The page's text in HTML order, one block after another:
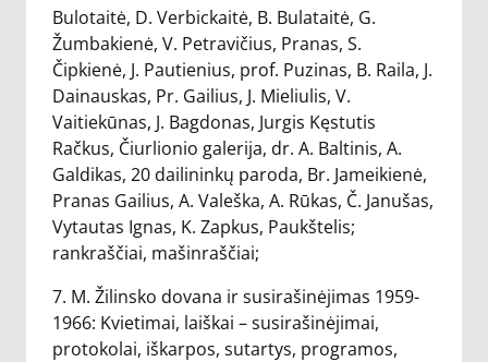
Bulotaitė, D. Verbickaitė, B. Bulataitė, G.
Žumbakienė, V. Petravičius, Pranas, S.
Čipkienė, J. Pautienius, prof. Puzinas, B. Raila, J.
Dainauskas, Pr. Gailius, J. Mieliulis, V.
Vaitiekūnas, J. Bagdonas, Jurgis Kęstutis
Račkus, Čiurlionio galerija, dr. A. Baltinis, A.
Galdikas, 20 dailininkų paroda, Br. Jameikienė,
Pranas Gailius, A. Valeška, A. Rūkas, Č. Janušas,
Vytautas Ignas, K. Zapkus, Paukštelis;
rankraščiai, mašinraščiai;
7. M. Žilinsko dovana ir susirašinėjimas 1959-
1966: Kvietimai, laiškai – susirašinėjimai,
protokolai, iškarpos, sutartys, programos,